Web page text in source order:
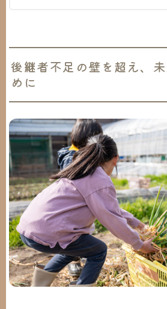
後継者不足の壁を超え、
めに